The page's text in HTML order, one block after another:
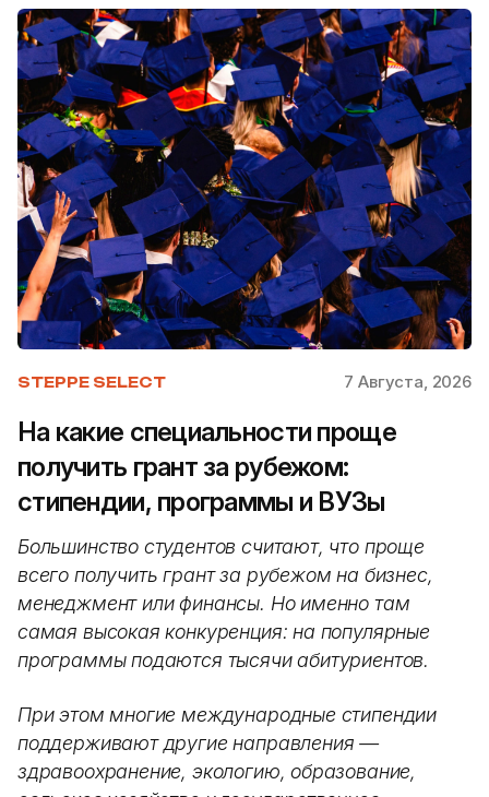
STEPPE SELECT 7 Августа, 2026
На какие специальности проще
получить грант за рубежом:
стипендии, программы и ВУЗы
Большинство студентов считают, что проще
всего получить грант за рубежом на бизнес,
менеджмент или финансы. Но именно там
самая высокая конкуренция: на популярные
программы подаются тысячи абитуриентов.
При этом многие международные стипендии
поддерживают другие направления —
здравоохранение, экологию, образование,